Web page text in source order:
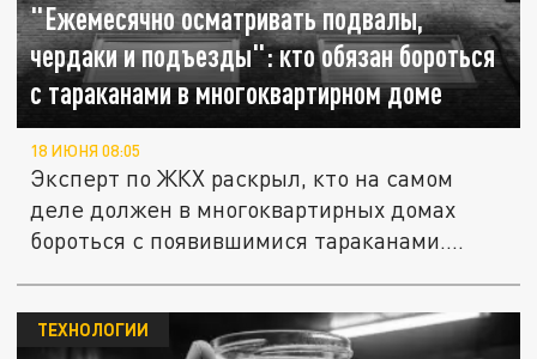
"Ежемесячно осматривать подвалы,
чердаки и подъезды": кто обязан бороться
с тараканами в многоквартирном доме
18 ИЮНЯ 08:05
Эксперт по ЖКХ раскрыл, кто на самом
деле должен в многоквартирных домах
бороться с появившимися тараканами....
ТЕХНОЛОГИИ